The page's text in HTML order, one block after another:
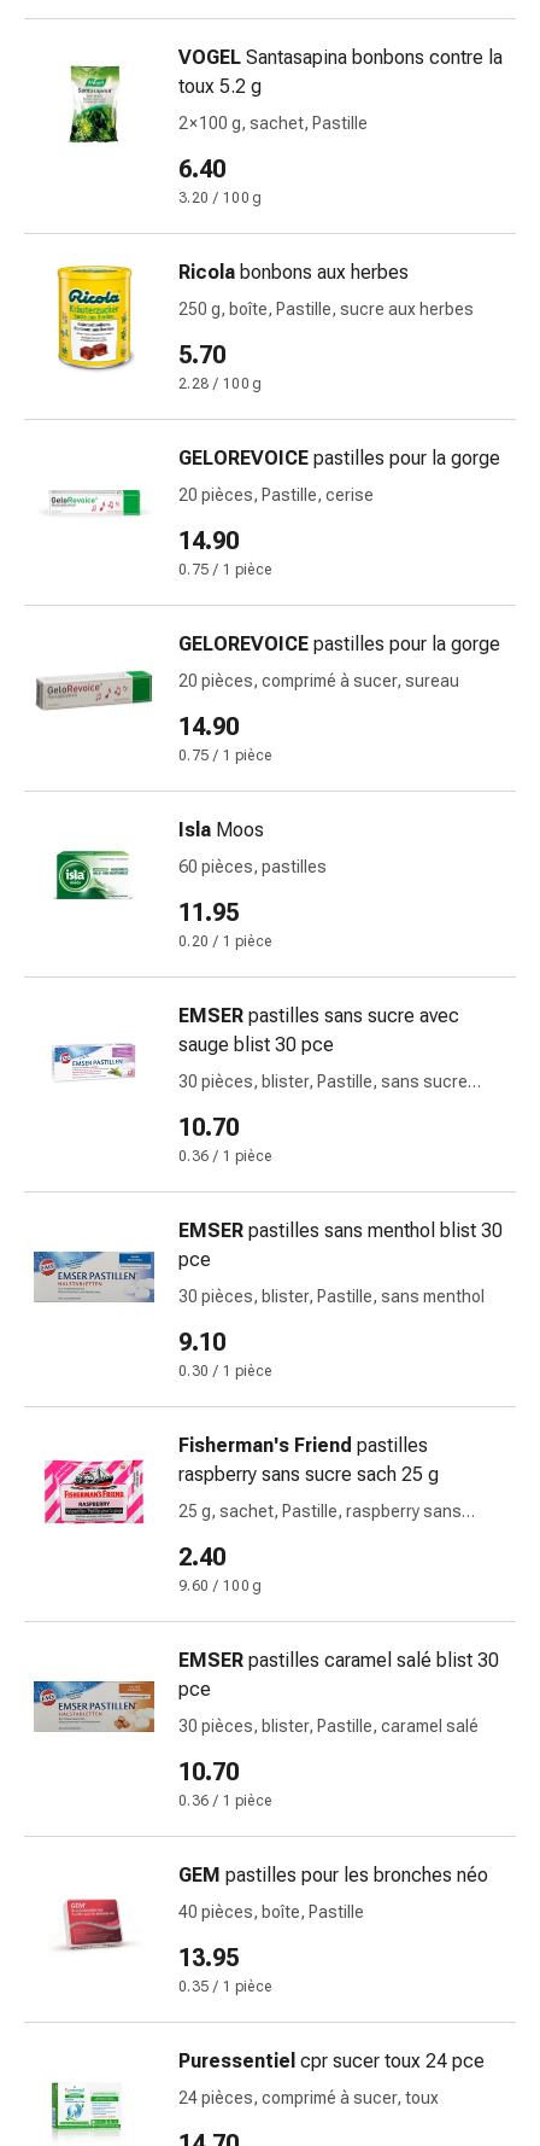
Bandes
gaze
compression
Pansements
adhésifs
accessoires
filets
tubulaires
Matériel
pansement
Brûlures
coups
de
soleil
Sets
de
rechange
Pommades
désinfection
Pansement
spray
Sutures
adhésives
colle
tissulaire
Pommade
vésicante
Tampons
médicaux
Hygiène
oreilles
auriculaires
Gouttes
pour
yeux
Inflammation
oculaire
Pansements
ophtalmiques
Hygiène
circulation
et
VOGEL Santasapina bonbons contre la
toux 5.2 g
2 × 100 g, sachet, Pastille
6.40
3.20 / 100 g
Ricola bonbons aux herbes
250 g, boîte, Pastille, sucre aux herbes
5.70
2.28 / 100 g
GELOREVOICE pastilles pour la gorge
20 pièces, Pastille, cerise
14.90
0.75 / 1 pièce
GELOREVOICE pastilles pour la gorge
20 pièces, comprimé à sucer, sureau
14.90
0.75 / 1 pièce
Isla Moos
60 pièces, pastilles
11.95
0.20 / 1 pièce
EMSER pastilles sans sucre avec
sauge blist 30 pce
30 pièces, blister, Pastille, sans sucre
10.70
0.36 / 1 pièce
EMSER pastilles sans menthol blist 30
pce
30 pièces, blister, Pastille, sans menthol
9.10
0.30 / 1 pièce
Fisherman's Friend pastilles
raspberry sans sucre sach 25 g
25 g, sachet, Pastille, raspberry sans
2.40
9.60 / 100 g
EMSER pastilles caramel salé blist 30
pce
30 pièces, blister, Pastille, caramel salé
10.70
0.36 / 1 pièce
GEM pastilles pour les bronches néo
40 pièces, boîte, Pastille
13.95
0.35 / 1 pièce
Puressentiel cpr sucer toux 24 pce
24 pièces, comprimé à sucer, toux